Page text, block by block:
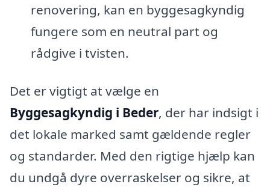
renovering, kan en byggesagkyndig
fungere som en neutral part og
rådgive i tvisten.
Det er vigtigt at vælge en
Byggesagkyndig i Beder, der har indsigt i
det lokale marked samt gældende regler
og standarder. Med den rigtige hjælp kan
du undgå dyre overraskelser og sikre, at